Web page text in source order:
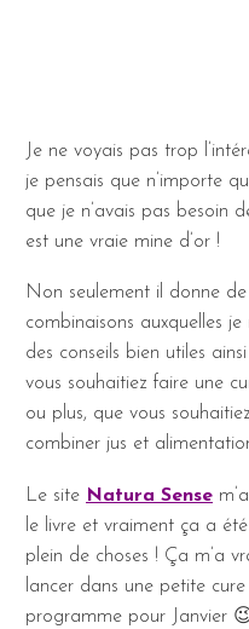
Je ne voyais pas trop
je pensais que n’importe
que je n’avais pas besoin
est une vraie mine d’or !
Non seulement il donne
combinaisons auxquelles je
des conseils bien utiles
vous souhaitiez faire une
ou plus, que vous
combiner jus et
Le site Natura Sense
le livre et vraiment ça a
plein de choses ! Ça m’a
lancer dans une petite
programme pour Janvier